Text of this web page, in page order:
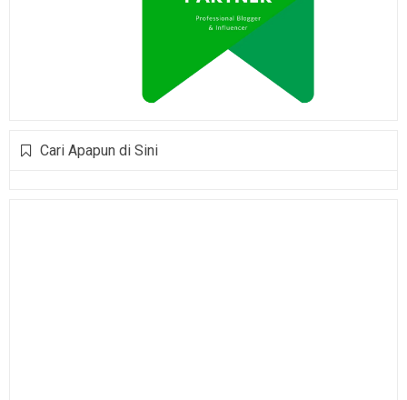
Cari Apapun di Sini